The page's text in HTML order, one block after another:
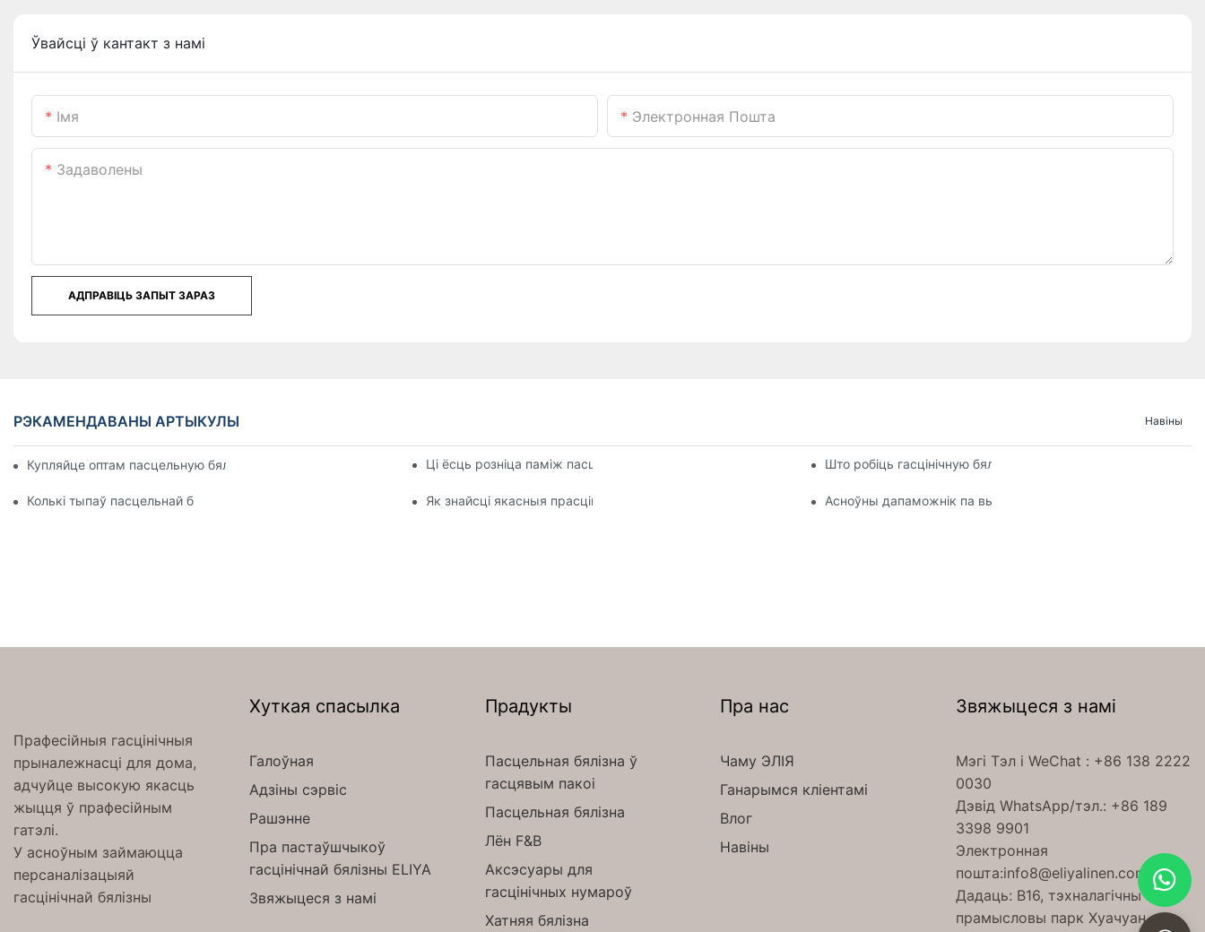
Ўвайсці ў кантакт з намі
Імя Электронная Пошта
Задаволены
АДПРАВІЦЬ ЗАПЫТ ЗАРАЗ
РЭКАМЕНДАВАНЫ АРТЫКУЛЫ Навіны
Купляйце оптам пасцельную бялізну для гасцініц і матэляў онлайнЦі ёсць розніца паміж пасцельнай бялізнай і бялізнай Што робіць гасцінічную бялізну такой зручнай
Колькі тыпаў пасцельнай бялізны ёсць у гатэлі Як знайсці якасныя прасціны, падобныя да тых, што выкарыстоўваюцца ў гатэляхАсноўны дапаможнік па выбары гасцінічнай бялізны для
Прафесійныя гасцінічныя
прыналежнасці для дома,
адчуйце высокую якасць
жыцця ў прафесійным
гатэлі.
У асноўным займаюцца
персаналізацыяй
гасцінічнай бялізны
Хуткая спасылка
Галоўная
Адзіны сэрвіс
Рашэнне
Пра пастаўшчыкоў
гасцінічнай бялізны ELIYA
Звяжыцеся з намі
Прадукты
Пасцельная бялізна ў
гасцявым пакоі
Пасцельная бялізна
Лён F&B
Аксэсуары для
гасцінічных нумароў
Хатняя бялізна
Пра нас
Чаму ЭЛІЯ
Ганарымся кліентамі
Влог
Навіны
Звяжыцеся з намі
Мэгі Тэл і WeChat : +86 138 2222
0030
Дэвід WhatsApp/тэл.: +86 189
3398 9901
Электронная
пошта:info8@eliyalinen.com
Дадаць: B16, тэхналагічны
прамысловы парк Хуачуан,